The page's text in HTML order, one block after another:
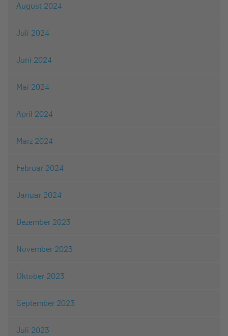
August 2024
Juli 2024
Juni 2024
Mai 2024
April 2024
März 2024
Februar 2024
Januar 2024
Dezember 2023
November 2023
Oktober 2023
September 2023
Juli 2023